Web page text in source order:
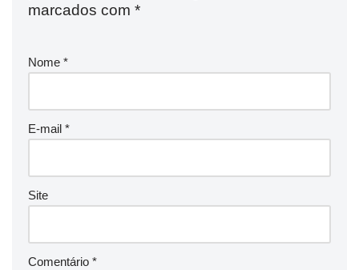
marcados com *
Nome *
E-mail *
Site
Comentário *